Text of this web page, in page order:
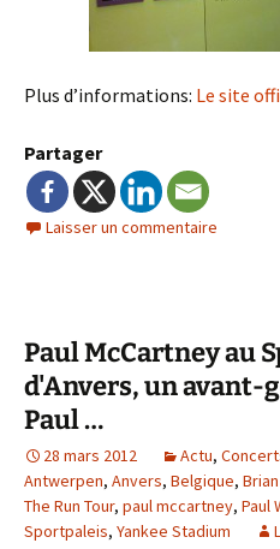
Plus d’informations: Le site
Partager
Laisser un commentaire
Paul McCartney au
d'Anvers, un
Paul …
28 mars 2012 Actu,
Antwerpen, Anvers, Belgique,
The Run Tour, paul mccartney, Paul
Sportpaleis, Yankee Stadium